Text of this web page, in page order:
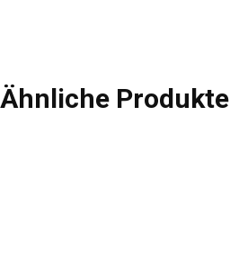
Ähnliche Produkte